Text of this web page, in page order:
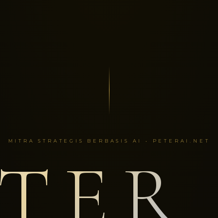
MITRA STRATEGIS BERBASIS AI • PETERAI.NET